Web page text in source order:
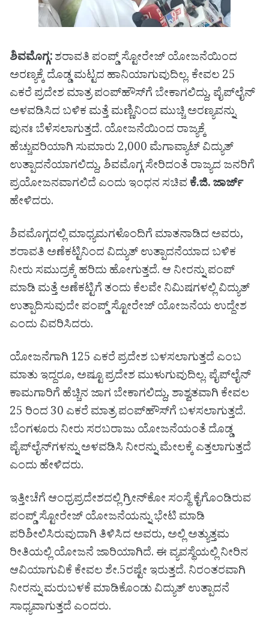
ಶಿವಮೊಗ್ಗ:ಶರಾವತಿ ಪಂಪ್ಡ್ ಸ್ಟೋರೇಜ್ ಯೋಜನೆಯಿಂದ
ಅರಣ್ಯಕ್ಕೆ ದೊಡ್ಡ ಮಟ್ಟದ ಹಾನಿಯಾಗುವುದಿಲ್ಲ. ಕೇವಲ 25
ಎಕರೆ ಪ್ರದೇಶ ಮಾತ್ರ ಪಂಪ್‌ಹೌಸ್‌ಗೆ ಬೇಕಾಗಲಿದ್ದು, ಪೈಪ್‌ಲೈನ್
ಅಳವಡಿಸಿದ ಬಳಿಕ ಮತ್ತೆ ಮಣ್ಣಿನಿಂದ ಮುಚ್ಚಿ ಅರಣ್ಯವನ್ನು
ಪುನಃ ಬೆಳೆಸಲಾಗುತ್ತದೆ. ಯೋಜನೆಯಿಂದ ರಾಜ್ಯಕ್ಕೆ
ಹೆಚ್ಚುವರಿಯಾಗಿ ಸುಮಾರು 2,000 ಮೆಗಾವ್ಯಾಟ್ ವಿದ್ಯುತ್
ಉತ್ಪಾದನೆಯಾಗಲಿದ್ದು, ಶಿವಮೊಗ್ಗ ಸೇರಿದಂತೆ ರಾಜ್ಯದ ಜನರಿಗೆ
ಪ್ರಯೋಜನವಾಗಲಿದೆ ಎಂದು ಇಂಧನ ಸಚಿವ ಕೆ.ಜಿ. ಜಾರ್ಜ್
ಹೇಳಿದರು.
ಶಿವಮೊಗ್ಗದಲ್ಲಿ ಮಾಧ್ಯಮಗಳೊಂದಿಗೆ ಮಾತನಾಡಿದ ಅವರು,
ಶರಾವತಿ ಅಣೆಕಟ್ಟಿನಿಂದ ವಿದ್ಯುತ್ ಉತ್ಪಾದನೆಯಾದ ಬಳಿಕ
ನೀರು ಸಮುದ್ರಕ್ಕೆ ಹರಿದು ಹೋಗುತ್ತದೆ. ಆ ನೀರನ್ನು ಪಂಪ್
ಮಾಡಿ ಮತ್ತೆ ಅಣೆಕಟ್ಟಿಗೆ ತಂದು ಕೆಲವೇ ನಿಮಿಷಗಳಲ್ಲಿ ವಿದ್ಯುತ್
ಉತ್ಪಾದಿಸುವುದೇ ಪಂಪ್ಡ್ ಸ್ಟೋರೇಜ್ ಯೋಜನೆಯ ಉದ್ದೇಶ
ಎಂದು ವಿವರಿಸಿದರು.
ಯೋಜನೆಗಾಗಿ 125 ಎಕರೆ ಪ್ರದೇಶ ಬಳಸಲಾಗುತ್ತದೆ ಎಂಬ
ಮಾತು ಇದ್ದರೂ, ಅಷ್ಟೂ ಪ್ರದೇಶ ಮುಳುಗುವುದಿಲ್ಲ. ಪೈಪ್‌ಲೈನ್
ಕಾಮಗಾರಿಗೆ ಹೆಚ್ಚಿನ ಜಾಗ ಬೇಕಾಗಲಿದ್ದು, ಶಾಶ್ವತವಾಗಿ ಕೇವಲ
25 ರಿಂದ 30 ಎಕರೆ ಮಾತ್ರ ಪಂಪ್‌ಹೌಸ್‌ಗೆ ಬಳಸಲಾಗುತ್ತದೆ.
ಬೆಂಗಳೂರು ನೀರು ಸರಬರಾಜು ಯೋಜನೆಯಂತೆ ದೊಡ್ಡ
ಪೈಪ್‌ಲೈನ್‌ಗಳನ್ನು ಅಳವಡಿಸಿ ನೀರನ್ನು ಮೇಲಕ್ಕೆ ಎತ್ತಲಾಗುತ್ತದೆ
ಎಂದು ಹೇಳಿದರು.
ಇತ್ತೀಚೆಗೆ ಆಂಧ್ರಪ್ರದೇಶದಲ್ಲಿ ಗ್ರೀನ್‌ಕೋ ಸಂಸ್ಥೆ ಕೈಗೊಂಡಿರುವ
ಪಂಪ್ಡ್ ಸ್ಟೋರೇಜ್ ಯೋಜನೆಯನ್ನು ಭೇಟಿ ಮಾಡಿ
ಪರಿಶೀಲಿಸಿರುವುದಾಗಿ ತಿಳಿಸಿದ ಅವರು, ಅಲ್ಲಿ ಅತ್ಯುತ್ತಮ
ರೀತಿಯಲ್ಲಿ ಯೋಜನೆ ಜಾರಿಯಾಗಿದೆ. ಈ ವ್ಯವಸ್ಥೆಯಲ್ಲಿ ನೀರಿನ
ಆವಿಯಾಗುವಿಕೆ ಕೇವಲ ಶೇ.5ರಷ್ಟೇ ಇರುತ್ತದೆ. ನಿರಂತರವಾಗಿ
ನೀರನ್ನು ಮರುಬಳಕೆ ಮಾಡಿಕೊಂಡು ವಿದ್ಯುತ್ ಉತ್ಪಾದನೆ
ಸಾಧ್ಯವಾಗುತ್ತದೆ ಎಂದರು.